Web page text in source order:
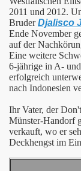
2011 und 2012.
BruderDjalisco
Ende November
auf der
Eine weitere
6-jährige in A-
erfolgreich
nach Indonesien
Ihr Vater, der
Münster-Handorf
verkauft, wo er
Deckhengst im